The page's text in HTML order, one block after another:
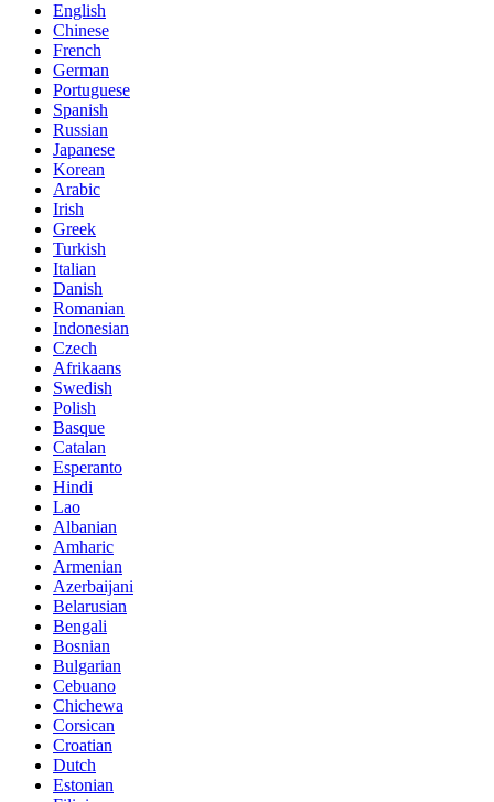
English
Chinese
French
German
Portuguese
Spanish
Russian
Japanese
Korean
Arabic
Irish
Greek
Turkish
Italian
Danish
Romanian
Indonesian
Czech
Afrikaans
Swedish
Polish
Basque
Catalan
Esperanto
Hindi
Lao
Albanian
Amharic
Armenian
Azerbaijani
Belarusian
Bengali
Bosnian
Bulgarian
Cebuano
Chichewa
Corsican
Croatian
Dutch
Estonian